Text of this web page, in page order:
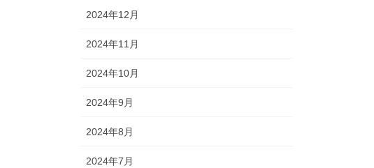
2024年12月
2024年11月
2024年10月
2024年9月
2024年8月
2024年7月